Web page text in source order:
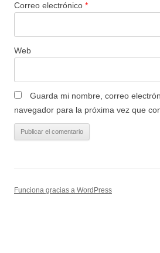
Correo electrónico *
Web
Guarda mi nombre, correo
navegador para la próxima vez que
Funciona gracias a WordPress